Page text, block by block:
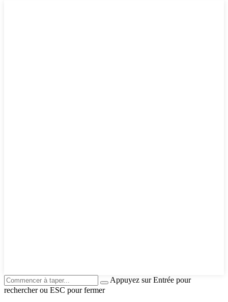
Appuyez sur Entrée pour
rechercher ou ESC pour fermer